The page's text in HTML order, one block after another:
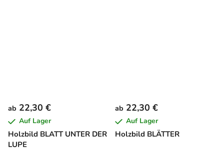
Holzbild BLATT UNTER DER
LUPE
ab 22,30 €
Auf Lager
Holzbild BLÄTTER
ab 22,30 €
Auf Lager